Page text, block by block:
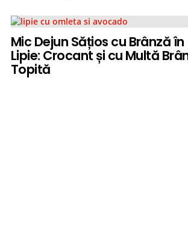
Mic Dejun Sățios cu Brânză în
Lipie: Crocant și cu Multă
Topită